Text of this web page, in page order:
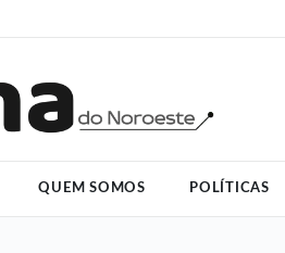
QUEM SOMOS POLÍTICAS